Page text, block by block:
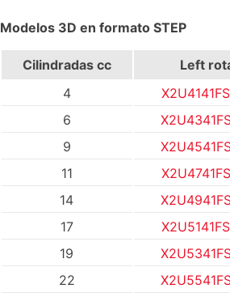
Modelos 3D en formato STEP
Cilindradas cc Left
4
6
9
11
14
17
19
22